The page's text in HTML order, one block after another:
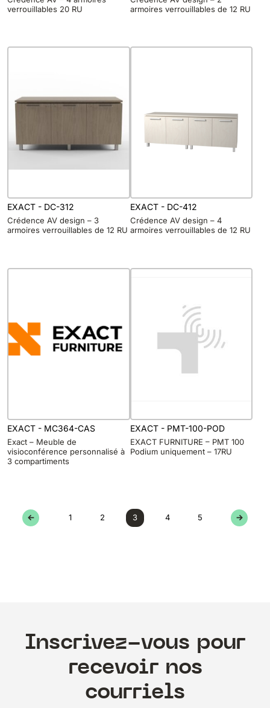
verrouillables 20 RU
armoires verrouillables de 12 RU
EXACT - DC-312
Crédence AV design – 3
armoires verrouillables de 12 RU
EXACT - DC-412
Crédence AV design – 4
armoires verrouillables de 12 RU
EXACT - MC364-CAS
Exact – Meuble de
visioconférence personnalisé à
3 compartiments
EXACT - PMT-100-POD
EXACT FURNITURE – PMT 100
Podium uniquement – 17RU
← 1 2 3 4 5 →
Inscrivez-vous pour
recevoir nos
courriels